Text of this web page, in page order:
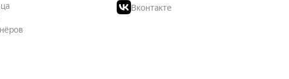
Вконтакте